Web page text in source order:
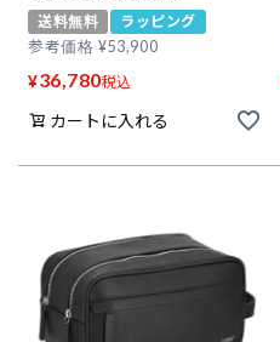
送料無料
ラッピング
参考価格 ¥53,900
¥36,780税込
カートに入れる